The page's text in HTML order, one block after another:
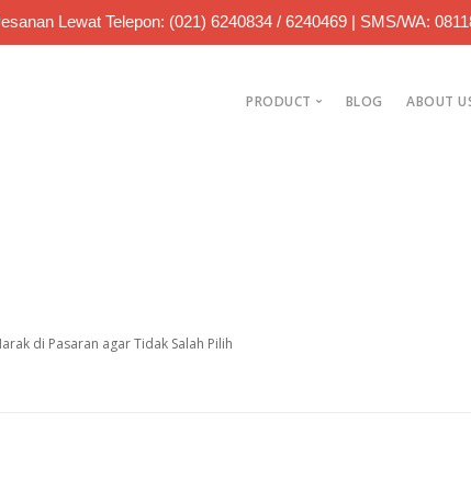
Lewat Telepon: (021) 6240834 / 6240469 | SMS/WA:
PRODUCT BLOG ABOUT
di Pasaran agar Tidak Salah Pilih